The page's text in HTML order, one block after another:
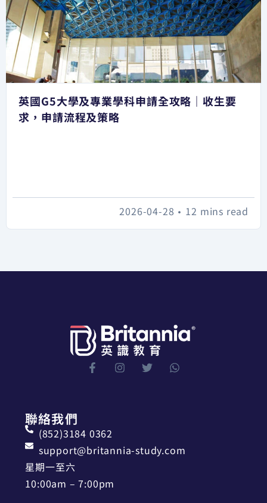
英國G5大學及專業學科申請全攻略｜收生要
求，申請流程及策略
12 mins read
•
2026-04-28
聯絡我們
(852)3184 0362
support@britannia-study.com
星期一至六
10:00am – 7:00pm